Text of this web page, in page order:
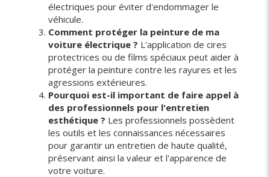
électriques pour éviter d'endommager le
véhicule.
Comment protéger la peinture de ma
voiture électrique ? L'application de cires
protectrices ou de films spéciaux peut aider à
protéger la peinture contre les rayures et les
agressions extérieures.
Pourquoi est-il important de faire appel à
des professionnels pour l'entretien
esthétique ? Les professionnels possèdent
les outils et les connaissances nécessaires
pour garantir un entretien de haute qualité,
préservant ainsi la valeur et l'apparence de
votre voiture.